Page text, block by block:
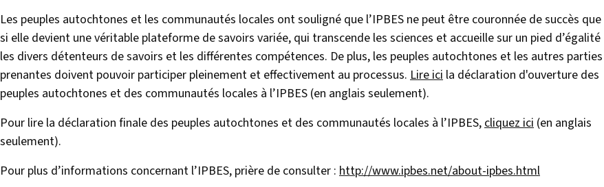
Les peuples autochtones et les communautés locales ont souligné que l’IPBES ne peut être couronnée de succès que
si elle devient une véritable plateforme de savoirs variée, qui transcende les sciences et accueille sur un pied d’égalité
les divers détenteurs de savoirs et les différentes compétences. De plus, les peuples autochtones et les autres parties
prenantes doivent pouvoir participer pleinement et effectivement au processus. Lire ici la déclaration d'ouverture des
peuples autochtones et des communautés locales à l’IPBES (en anglais seulement).
Pour lire la déclaration finale des peuples autochtones et des communautés locales à l’IPBES,cliquez ici (en anglais
seulement).
Pour plus d’informations concernant l’IPBES, prière de consulter : http://www.ipbes.net/about-ipbes.html